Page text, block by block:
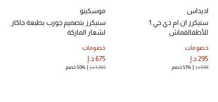
تسوقوا الأحذية
اديداس
سنيكرز ان ام دي جي 1
للأطفالقماش
خصومات
295 د.إ
599 د.إ 51% خصم
موسكينو
سنيكرز بتصميم جورب بطبعة جاكار
لشعار الماركة
خصومات
675 د.إ
1,350 د.إ 50% خصم